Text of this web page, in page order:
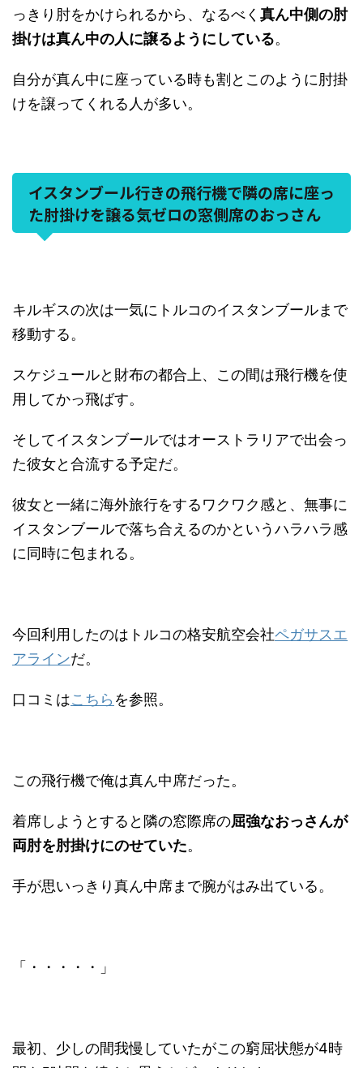
っきり肘をかけられるから、なるべく 真ん中側の肘
掛けは真ん中の人に譲るようにしている。
自分が真ん中に座っている時も割とこのように肘掛
けを譲ってくれる人が多い。
イスタンブール行きの飛行機で隣の席に座っ
た肘掛けを譲る気ゼロの窓側席のおっさん
キルギスの次は一気にトルコのイスタンブールまで
移動する。
スケジュールと財布の都合上、この間は飛行機を使
用してかっ飛ばす。
そしてイスタンブールではオーストラリアで出会っ
た彼女と合流する予定だ。
彼女と一緒に海外旅行をするワクワク感と、無事に
イスタンブールで落ち合えるのかというハラハラ感
に同時に包まれる。
今回利用したのはトルコの格安航空会社ペガサスエ
アラインだ。
口コミはこちら を参照。
この飛行機で俺は真ん中席だった。
着席しようとすると隣の窓際席の屈強なおっさんが
両肘を肘掛けにのせていた。
手が思いっきり真ん中席まで腕がはみ出ている。
「・・・・・」
最初、少しの間我慢していたがこの窮屈状態が4時